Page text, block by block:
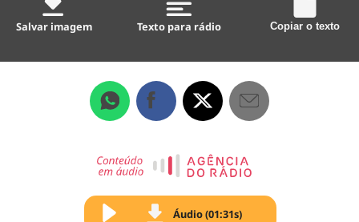
Salvar imagem Texto para rádio Copiar o texto
Áudio (01:31s)